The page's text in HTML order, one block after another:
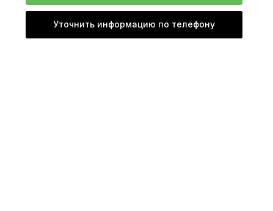
Уточнить информацию по телефону